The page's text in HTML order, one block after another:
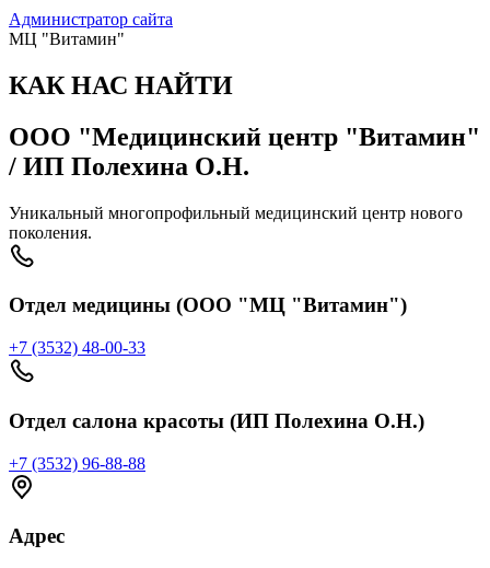
Администратор сайта
МЦ "Витамин"
КАК НАС НАЙТИ
ООО "Медицинский центр "Витамин"
/ ИП Полехина О.Н.
Уникальный многопрофильный медицинский центр нового
поколения.
Отдел медицины (ООО "МЦ "Витамин")
+7 (3532) 48-00-33
Отдел салона красоты (ИП Полехина О.Н.)
+7 (3532) 96-88-88
Адрес